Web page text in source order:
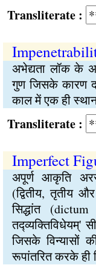
:
अभेद्यता लॉक के
गुण जिसके कारण
काल में एक ही
:
Imperfect
अपूर्ण आकृति
(द्वितीय, तृतीय
सिद्धांत
तद्व्यक्तिविधेयम्'
जिसके विन्यासों
रूपांतरित करके ही